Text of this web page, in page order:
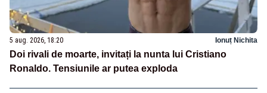
5 aug. 2026, 18:20 Ionuț Nichita
Doi rivali de moarte, invitați la nunta lui Cristiano
Ronaldo. Tensiunile ar putea exploda